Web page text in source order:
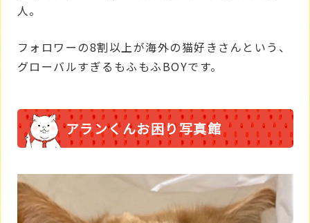
人。
フォロワーの8割以上が海外の猫好きさんという、
グローバルすぎるもふもふBOYです。
アランくんお困り写真館